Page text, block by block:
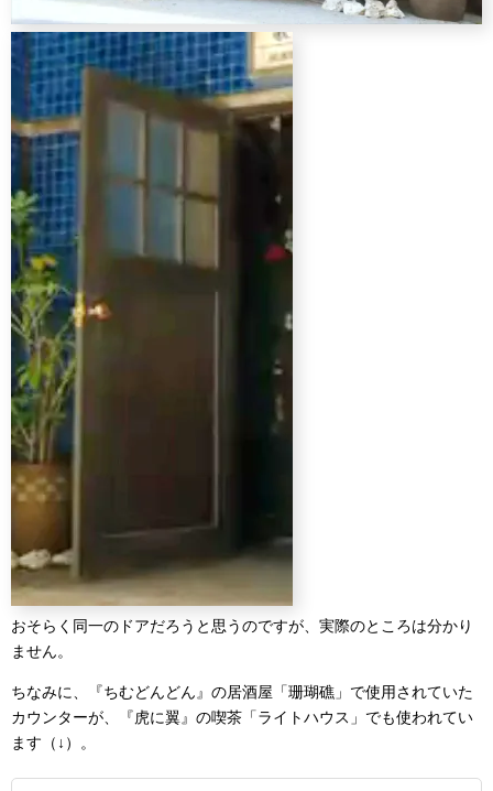
おそらく同一のドアだろうと思うのですが、実際のところは分かり
ません。
ちなみに、『ちむどんどん』の居酒屋「珊瑚礁」で使用されていた
カウンターが、『虎に翼』の喫茶「ライトハウス」でも使われてい
ます（↓）。